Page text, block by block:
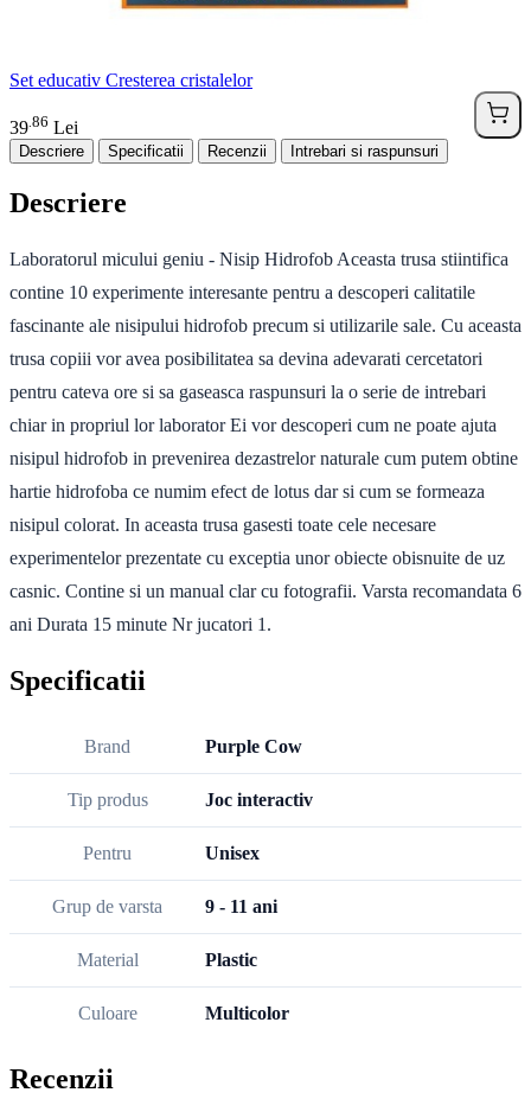
Set educativ Cresterea cristalelor
39 86 Lei
Descriere Specificatii Recenzii Intrebari si raspunsuri
Descriere
Laboratorul micului geniu - Nisip Hidrofob Aceasta trusa stiintifica
contine 10 experimente interesante pentru a descoperi calitatile
fascinante ale nisipului hidrofob precum si utilizarile sale. Cu aceasta
trusa copiii vor avea posibilitatea sa devina adevarati cercetatori
pentru cateva ore si sa gaseasca raspunsuri la o serie de intrebari
chiar in propriul lor laborator Ei vor descoperi cum ne poate ajuta
nisipul hidrofob in prevenirea dezastrelor naturale cum putem obtine
hartie hidrofoba ce numim efect de lotus dar si cum se formeaza
nisipul colorat. In aceasta trusa gasesti toate cele necesare
experimentelor prezentate cu exceptia unor obiecte obisnuite de uz
casnic. Contine si un manual clar cu fotografii. Varsta recomandata 6
ani Durata 15 minute Nr jucatori 1.
Specificatii
Brand Purple Cow
Tip produs Joc interactiv
Pentru Unisex
Grup de varsta 9 - 11 ani
Material Plastic
Culoare Multicolor
Recenzii